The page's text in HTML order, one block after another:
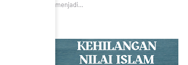
menjadi…